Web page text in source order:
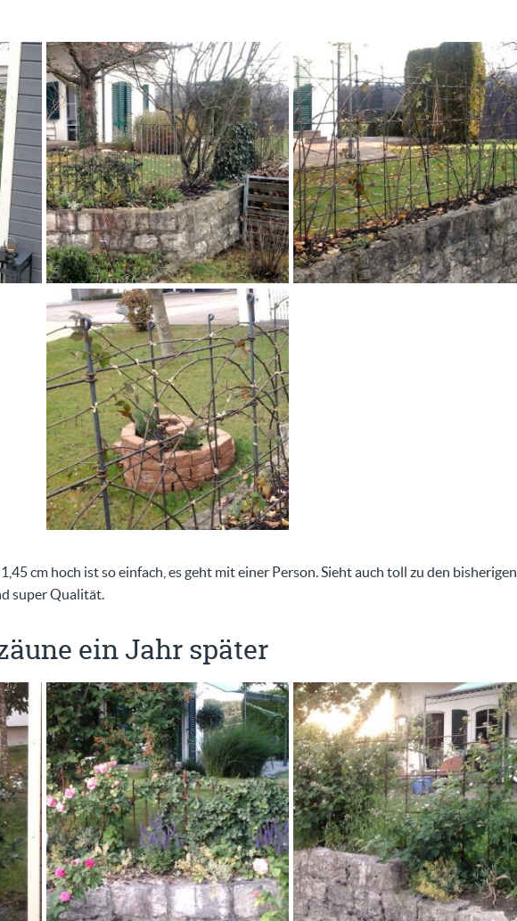
cm hoch ist so einfach, es geht mit einer Person. Sieht auch toll zu den bisherigen
super Qualität.
ein Jahr später